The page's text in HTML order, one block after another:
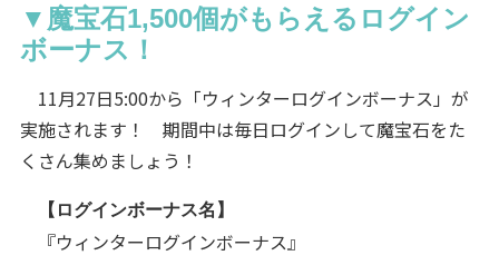
▼魔宝石1,500個がもらえるログイン
ボーナス！
11月27日5:00から「ウィンターログインボーナス」が
実施されます！ 期間中は毎日ログインして魔宝石をた
くさん集めましょう！
【ログインボーナス名】
『ウィンターログインボーナス』